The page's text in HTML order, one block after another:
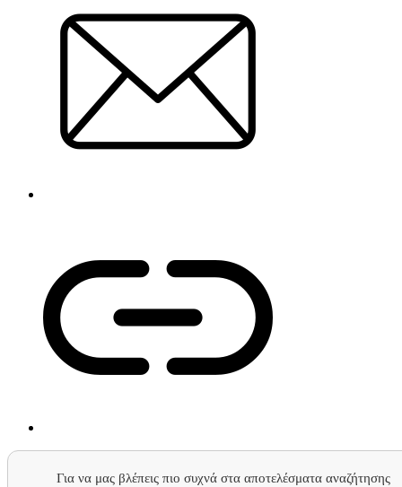
Για να μας βλέπεις πιο συχνά στα αποτελέσματα αναζήτησης